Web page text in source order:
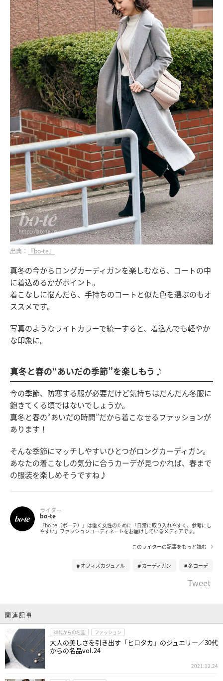
出典： 『bo-te』
真冬の今からロングカーディガンを楽しむなら、コートの中
に着込めるかがポイント。
着こなしに悩んだら、手持ちのコートと似た色を選ぶのもオ
ススメです。
写真のようなライトカラーで統一すると、着込んでも軽やか
な印象に。
真冬と春の“あいだの季節”を楽しもう♪
今の季節、防寒する服が必要だけど気持ちはだんだん冬服に
飽きてくる頃ではないでしょうか。
真冬と春の“あいだの時間”だから着こなせるファッションが
あります！
そんな季節にマッチしやすいひとつがロングカーディガン。
あなたの着こなしの気分に合うカーデが見つかれば、春まで
の服装を楽しめそうですね♪
ライター
bo-te
『bo-te（ボーテ）』は働く女性のために「日常に取り入れやすく、参考にし
やすい」ファッションコーディネートをお届けしているメディアです。
このライターの記事をもっと読む
オフィスカジュアル カーディガン 冬コーデ
Tweet
関連記事
30代からの名品 ファッション
大人の美しさを引き出す「ヒロタカ」のジュエリー／30代
からの名品vol.24
2021.12.24